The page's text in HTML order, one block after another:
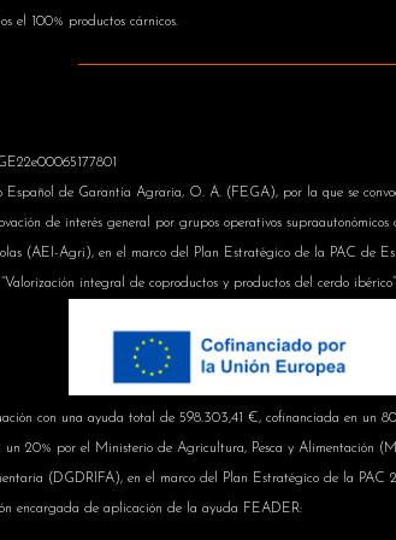
el 100% productos cárnicos.
Español de Garantía Agraria, O. A. (FEGA), por la que se
de interés general por grupos operativos
(AEI-Agri), en el marco del Plan Estratégico de la PAC de
integral de coproductos y productos del cerdo ibérico”
con una ayuda total de 598.303,41 €, cofinanciada en un
un 20% por el Ministerio de Agricultura, Pesca y Alimentación
(DGDRIFA), en el marco del Plan Estratégico de la PAC
encargada de aplicación de la ayuda FEADER: Dirección